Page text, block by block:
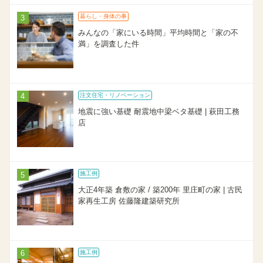
暮らし・身体の事
みんなの「家にいる時間」平均時間と「家の不
満」を調査した件
注文住宅・リノベーション
地震に強い基礎 耐震地中梁ベタ基礎 | 萩田工務
店
施工例
大正4年築 倉敷の家 / 築200年 里庄町の家 | 古民
家再生工房 佐藤隆建築研究所
施工例